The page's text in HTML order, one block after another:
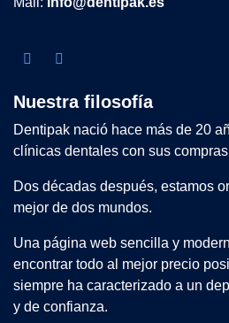
Nuestra filosofía
Dentipak nació hace más de 20
clínicas dentales con sus
Dos décadas después, estamos
mejor de dos mundos.
Una página web sencilla y
encontrar todo al mejor precio
siempre ha caracterizado a un
y de confianza.